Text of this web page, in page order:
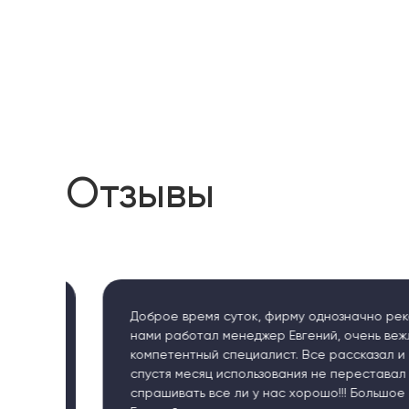
Отзывы
Доброе время суток, фирму однозначно
нами работал менеджер Евгений, очень вежливый
компетентный специалист. Все рассказал и
спустя месяц использования не переставал
спрашивать все ли у нас хорошо!!! Большое